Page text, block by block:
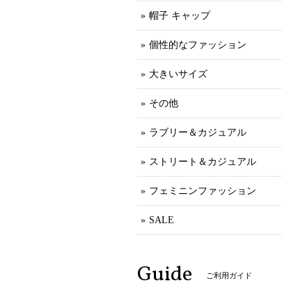
帽子 キャップ
個性的なファッション
大きいサイズ
その他
ラブリー＆カジュアル
ストリート＆カジュアル
フェミニンファッション
SALE
Guide ご利用ガイド